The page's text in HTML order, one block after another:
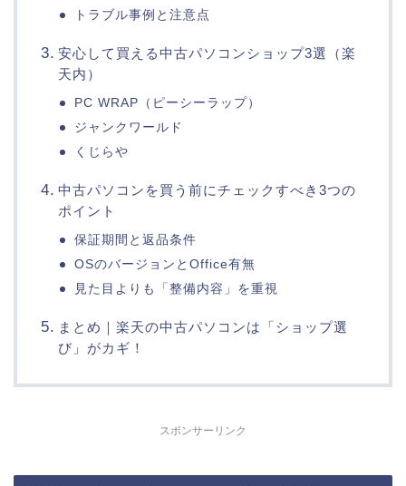
トラブル事例と注意点
安心して買える中古パソコンショップ3選（楽
天内）
PC WRAP（ピーシーラップ）
ジャンクワールド
くじらや
中古パソコンを買う前にチェックすべき3つの
ポイント
保証期間と返品条件
OSのバージョンとOffice有無
見た目よりも「整備内容」を重視
まとめ｜楽天の中古パソコンは「ショップ選
び」がカギ！
スポンサーリンク